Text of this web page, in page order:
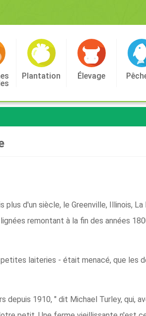
Plantation Élevage
plus d'un siècle, le Greenville, Illinois,
remontant à la fin des années
laiteries - était menacé, que les
1910, " dit Michael Turley, qui,